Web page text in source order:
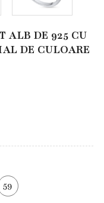
ALB DE 925 CU
DE CULOARE
59